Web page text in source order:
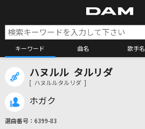
キーワード 曲名 歌手名
カラオケ検索
ハヌルル タルリダ
[ ハヌルルタルリダ ]
ホガク
選曲番号： 6399-83